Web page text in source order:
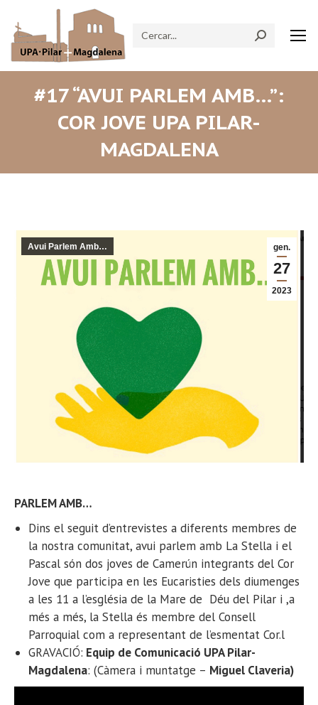
Search:
#17 “AVUI PARLEM AMB…”:
COR JOVE UPA PILAR-
MAGDALENA
gen.
27
2023
Avui Parlem Amb…
PARLEM AMB…
Dins el seguit d’entrevistes a diferents membres de
la nostra comunitat, avui parlem amb La Stella i el
Pascal són dos joves de Camerún integrants del Cor
Jove que participa en les Eucaristies dels diumenges
a les 11 a l’església de la Mare de Déu del Pilar i ,a
més a més, la Stella és membre del Consell
Parroquial com a representant de l’esmentat Cor.l
GRAVACIÓ: Equip de Comunicació UPA Pilar-
Magdalena: (Càmera i muntatge – Miguel Claveria)